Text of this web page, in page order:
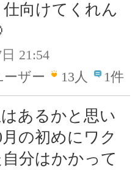
向けてくれん
21:54
ザー
13人 1件
あるかと思い
の初めにワク
分はかかって